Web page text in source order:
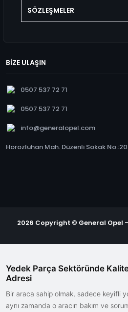
SÖZLEŞMELER
BİZE ULAŞIN
0507 537 72 71
0507 537 72 71
info@generalopel.com
Horozluhan Mah. Düzenli Sokak
2026 Copyright © General Opel -
Yedek Parça Sektöründe
Adresi
Bir araca sahip olmak, sadece keyifli
aynı zamanda o aracın bakım ve